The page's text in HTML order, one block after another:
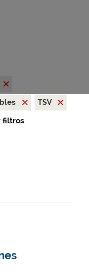
TSV
filtros